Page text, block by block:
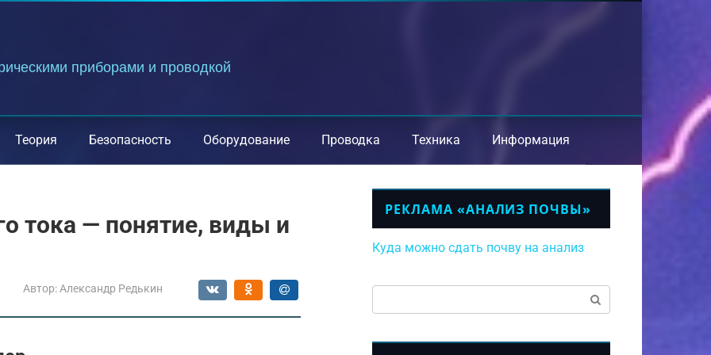
приборами и проводкой
Теория Безопасность Оборудование Проводка Техника Информация
тока — понятие, виды и
Автор: Александр Редькин
РЕКЛАМА «АНАЛИЗ ПОЧВЫ»
Куда можно сдать почву на анализ